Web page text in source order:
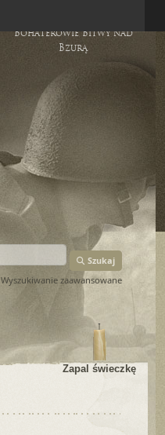
Bohaterowie Bitwy nad
Bzurą
Szukaj
Wyszukiwanie zaawansowane
Zapal świeczkę